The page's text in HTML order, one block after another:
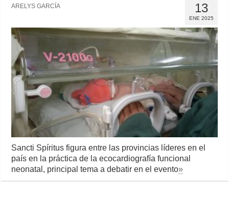
13
ENE 2025
ARELYS GARCÍA
Sancti Spíritus figura entre las provincias líderes en el
país en la práctica de la ecocardiografía funcional
neonatal, principal tema a debatir en el evento»